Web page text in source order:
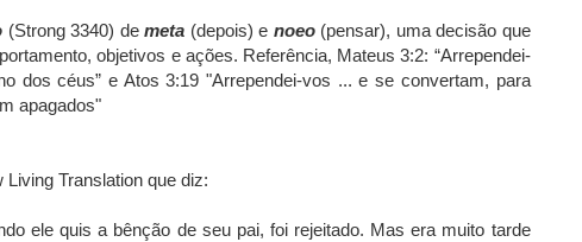
(Strong 3340) demeta (depois) e noeo(pensar), uma decisão que
objetivos e ações. Referência, Mateus 3:2: “Arrependei-
dos céus” e Atos 3:19 "Arrependei-vos ... e se convertam, para
apagados"
Translation que diz:
ele quis a bênção de seu pai, foi rejeitado. Mas era muito tarde